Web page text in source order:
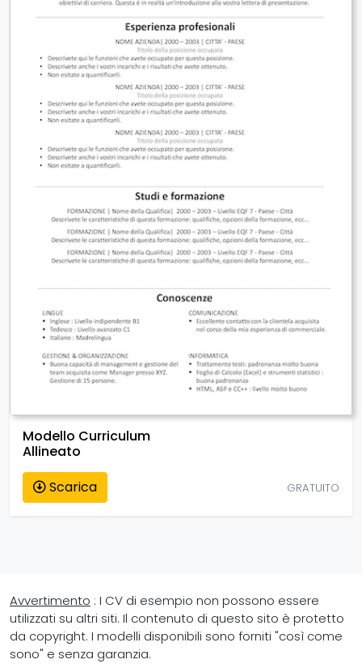
Modello Curriculum
Allineato
Scarica
GRATUITO
Avvertimento : I CV di esempio non possono essere
utilizzati su altri siti. Il contenuto di questo sito è protetto
da copyright. I modelli disponibili sono forniti "così come
sono" e senza garanzia.